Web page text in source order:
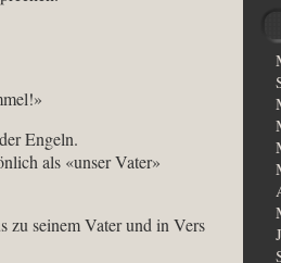
Engeln.
als «unser Vater»
zu seinem Vater und in Vers